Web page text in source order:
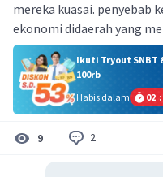
mereka kuasai. penyebab
ekonomi didaerah yang
Ikuti Tryout SNBT
100rb
Habis dalam
02 :
9 2